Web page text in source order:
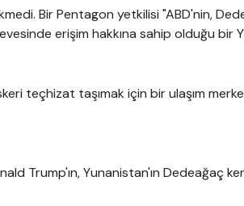
Bir Pentagon yetkilisi "ABD'nin,
erişim hakkına sahip olduğu bir
teçhizat taşımak için bir ulaşım
Trump'ın, Yunanistan'ın Dedeağaç